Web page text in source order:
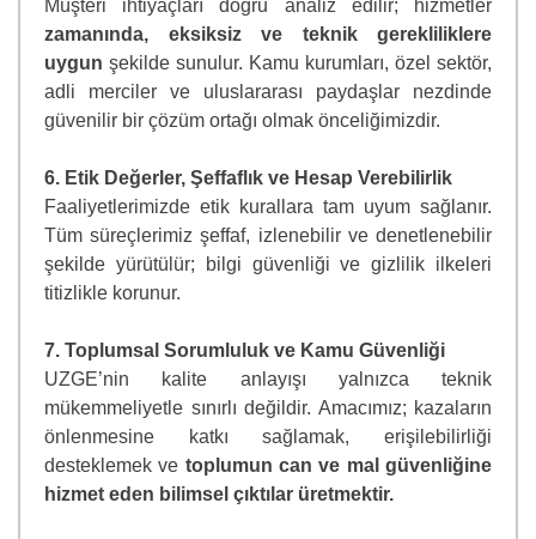
Müşteri ihtiyaçları doğru analiz edilir; hizmetler
zamanında, eksiksiz ve teknik gerekliliklere
uygun şekilde sunulur. Kamu kurumları, özel sektör,
adli merciler ve uluslararası paydaşlar nezdinde
güvenilir bir çözüm ortağı olmak önceliğimizdir.
6. Etik Değerler, Şeffaflık ve Hesap Verebilirlik
Faaliyetlerimizde etik kurallara tam uyum sağlanır.
Tüm süreçlerimiz şeffaf, izlenebilir ve denetlenebilir
şekilde yürütülür; bilgi güvenliği ve gizlilik ilkeleri
titizlikle korunur.
7. Toplumsal Sorumluluk ve Kamu Güvenliği
UZGE’nin kalite anlayışı yalnızca teknik
mükemmeliyetle sınırlı değildir. Amacımız; kazaların
önlenmesine katkı sağlamak, erişilebilirliği
desteklemek ve toplumun can ve mal güvenliğine
hizmet eden bilimsel çıktılar üretmektir.